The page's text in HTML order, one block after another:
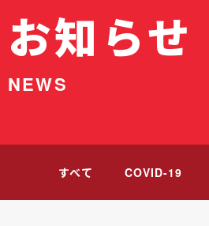
お知らせ
NEWS
すべて COVID-19